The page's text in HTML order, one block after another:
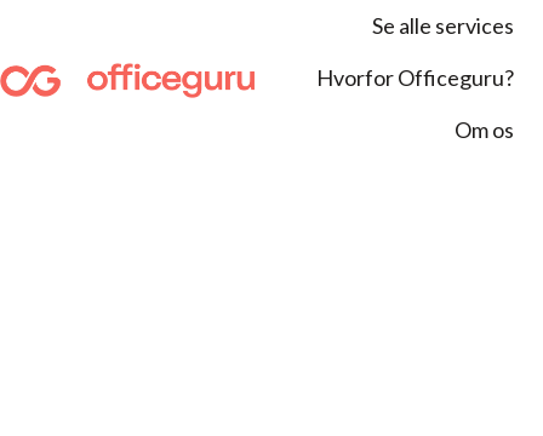
Se alle services
Hvorfor Officeguru?
Om os